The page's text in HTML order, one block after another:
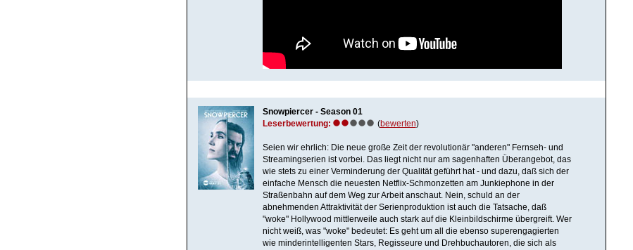
Snowpiercer - Season 01
Leserbewertung: (bewerten)
Seien wir ehrlich: Die neue große Zeit der revolutionär "anderen" Fernseh- und
Streamingserien ist vorbei. Das liegt nicht nur am sagenhaften Überangebot, das
wie stets zu einer Verminderung der Qualität geführt hat - und dazu, daß sich der
einfache Mensch die neuesten Netflix-Schmonzetten am Junkiephone in der
Straßenbahn auf dem Weg zur Arbeit anschaut. Nein, schuld an der
abnehmenden Attraktivität der Serienproduktion ist auch die Tatsache, daß
"woke" Hollywood mittlerweile auch stark auf die Kleinbildschirme übergreift. Wer
nicht weiß, was "woke" bedeutet: Es geht um all die ebenso superengagierten
wie minderintelligenten Stars, Regisseure und Drehbuchautoren, die sich als